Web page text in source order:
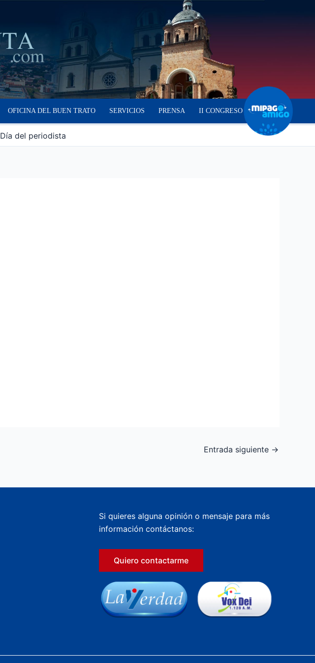
OFICINA DEL BUEN TRATO SERVICIOS PRENSA II CONGRESO
Día del periodista
Entrada siguiente →
Si quieres alguna opinión o mensaje para más
información contáctanos:
Quiero contactarme